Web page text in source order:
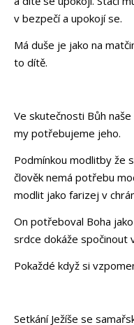
v bezpečí a upokojí se.
Má duše je jako na
to dítě.
Ve skutečnosti Bůh
my potřebujeme jeho.
Podmínkou modlitby že
člověk nemá potřebu
modlit jako farizej v
On potřeboval Boha
srdce dokáže spočinout
Pokaždé když si
Setkání Ježíše se